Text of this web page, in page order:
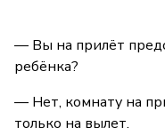
— Вы на прилёт
ребёнка?
— Нет, комнату на
только на вылет.